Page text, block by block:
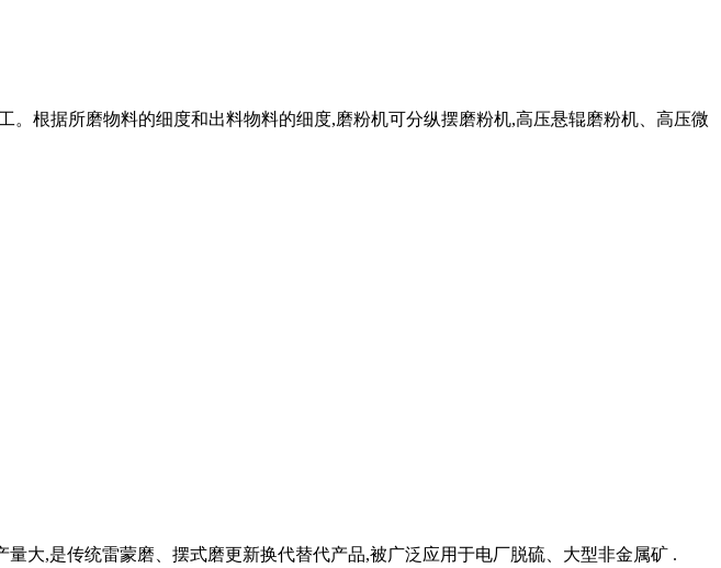
根据所磨物料的细度和出料物料的细度,磨粉机可分纵摆磨粉机,高压悬辊磨粉机、高压微
大,是传统雷蒙磨、摆式磨更新换代替代产品,被广泛应用于电厂脱硫、大型非金属矿 .